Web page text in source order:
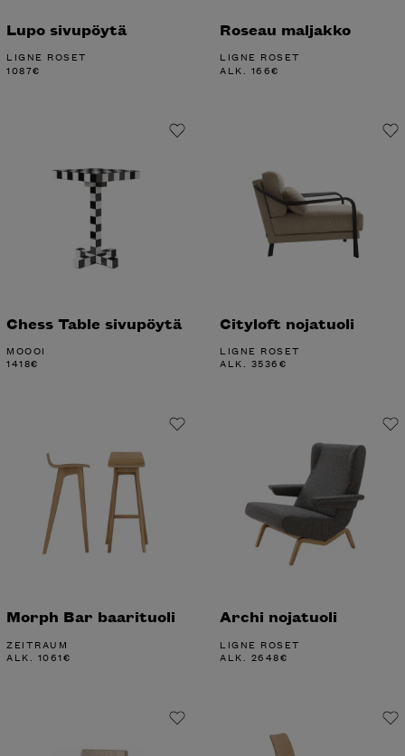
Lupo sivupöytä
LIGNE ROSET
1087€
Roseau maljakko
LIGNE ROSET
ALK. 166€
Chess Table sivupöytä
MOOOI
1418€
Cityloft nojatuoli
LIGNE ROSET
ALK. 3536€
Morph Bar baarituoli
ZEITRAUM
ALK. 1061€
Archi nojatuoli
LIGNE ROSET
ALK. 2648€